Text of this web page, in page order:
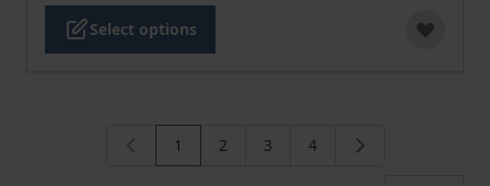
Select options
You're currently reading page
1 Page
2 Page
3 Page
4